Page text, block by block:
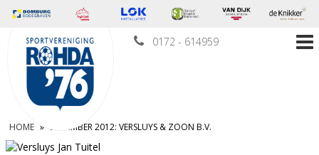
0172 - 614959
HOME » DECEMBER 2012: VERSLUYS & ZOON B.V.